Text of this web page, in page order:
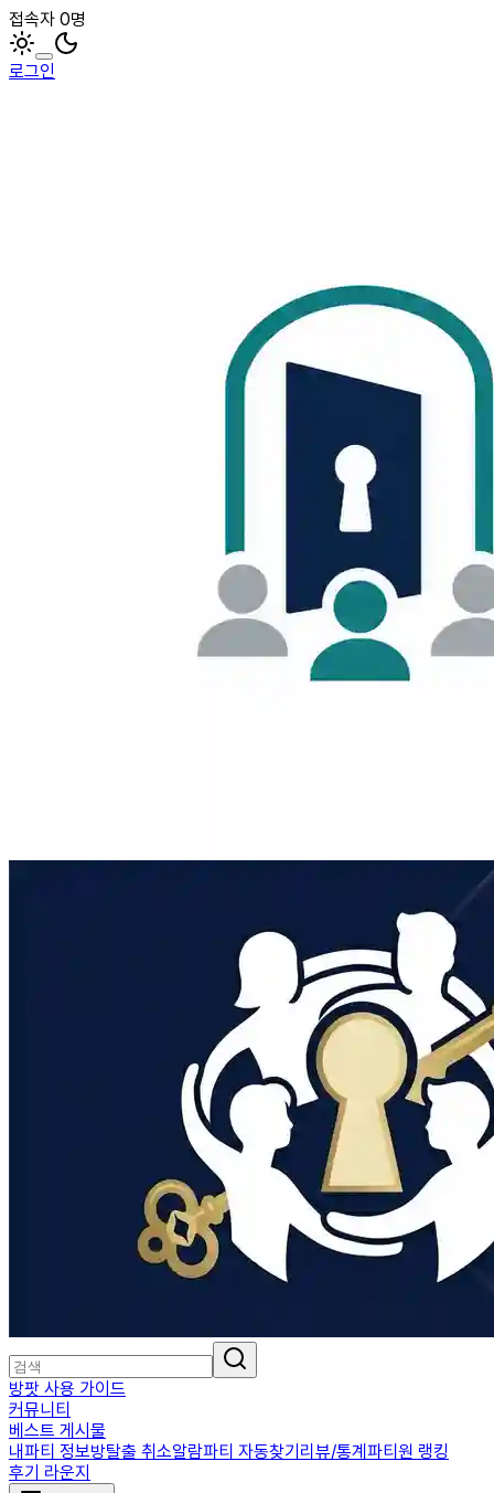
접속자 0명
로그인
방팟 사용 가이드
커뮤니티
베스트 게시물
내파티 정보방탈출 취소알람파티 자동찾기리뷰/통계파티원 랭킹
후기 라운지